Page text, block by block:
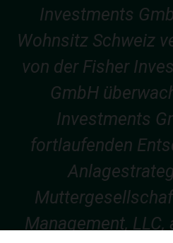
Investments
Wohnsitz Schweiz
von der Fisher
GmbH
Investments
fortlaufenden
Management,